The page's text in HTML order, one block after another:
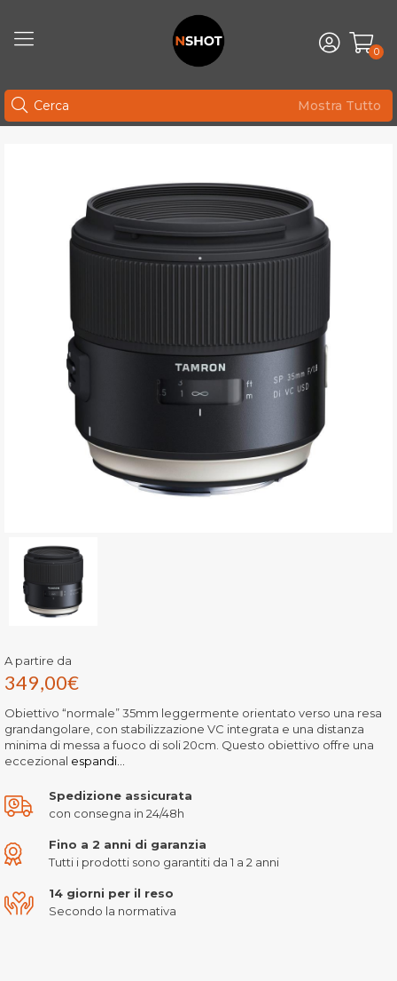
0
Mostra Tutto
A partire da
349,00€
Obiettivo “normale” 35mm leggermente orientato verso una resa
grandangolare, con stabilizzazione VC integrata e una distanza
minima di messa a fuoco di soli 20cm. Questo obiettivo offre una
eccezional espandi...
Spedizione assicurata
con consegna in 24/48h
Fino a 2 anni di garanzia
Tutti i prodotti sono garantiti da 1 a 2 anni
14 giorni per il reso
Secondo la normativa